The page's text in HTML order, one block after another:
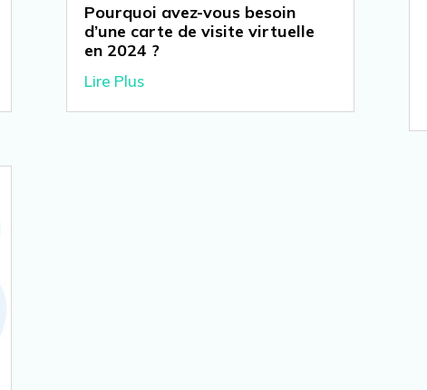
Pourquoi avez-vous besoin
d’une carte de visite virtuelle
en 2024 ?
Lire Plus